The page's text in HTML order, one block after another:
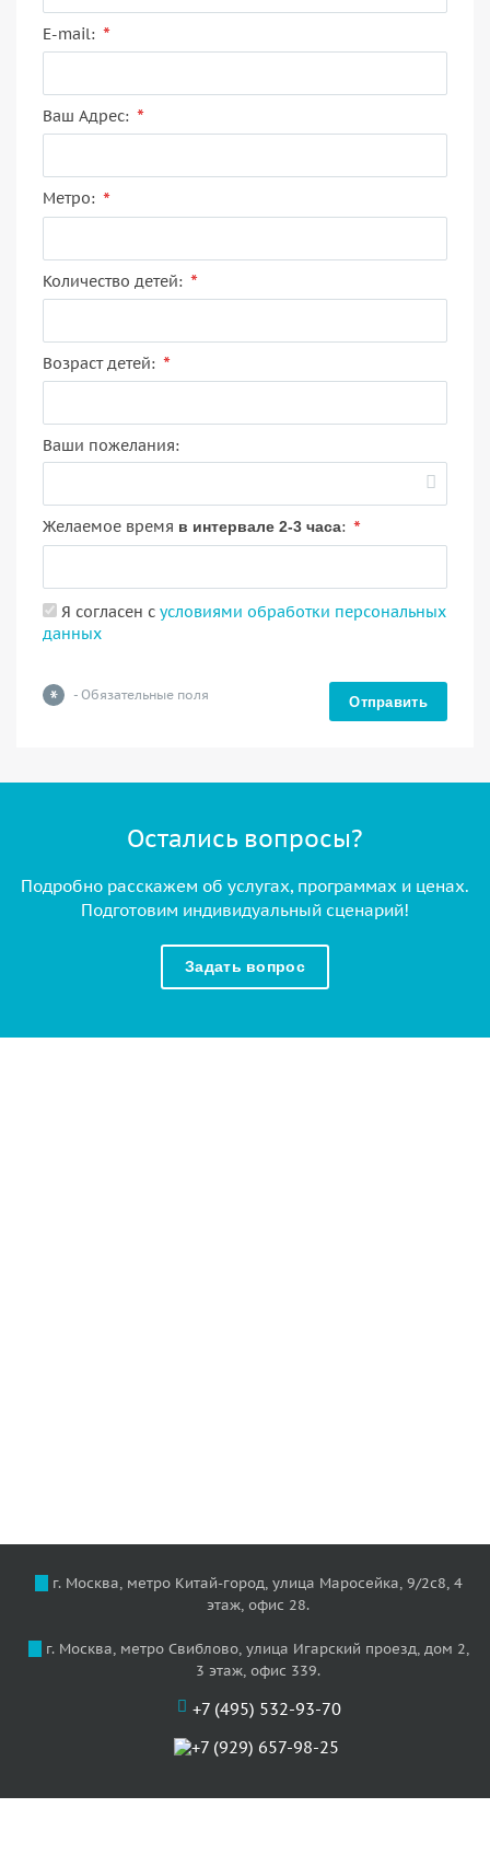
E-mail: *
Ваш Адрес: *
Метро: *
Количество детей: *
Возраст детей: *
Ваши пожелания:
Желаемое время в интервале 2-3 часа: *
Я согласен с условиями обработки персональных
данных
* - Обязательные поля Отправить
Остались вопросы?
Подробно расскажем об услугах, программах и ценах.
Подготовим индивидуальный сценарий!
Задать вопрос
г. Москва, метро Китай-город, улица Маросейка, 9/2с8, 4
этаж, офис 28.
г. Москва, метро Свиблово, улица Игарский проезд, дом 2,
3 этаж, офис 339.
+7 (495) 532-93-70
+7 (929) 657-98-25